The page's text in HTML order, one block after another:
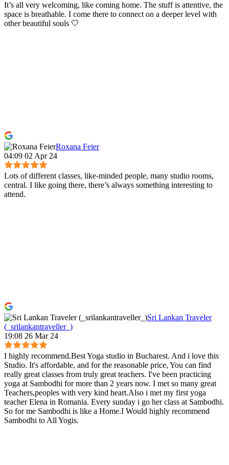
It’s all very welcoming, like coming home. The stuff is attentive, the
space is breathable. I come there to connect on a deeper level with
other beautiful souls 🤍
Roxana Feier
04:09 02 Apr 24
Lots of different classes, like-minded people, many studio rooms,
central. I like going there, there’s always something interesting to
attend.
Sri Lankan Traveler
(_srilankantraveller_)
19:08 26 Mar 24
I highly recommend.Best Yoga studio in Bucharest. And i love this
Studio. It's affordable, and for the reasonable price, You can find
really great classes from truly great teachers. I've been practicing
yoga at Sambodhi for more than 2 years now. I met so many great
Teachers,peoples with very kind heart.Also i met my first yoga
teacher Elena in Romania. Every sunday i go her class at Sambodhi.
So for me Sambodhi is like a Home.I Would highly recommend
Sambodhi to All Yogis.